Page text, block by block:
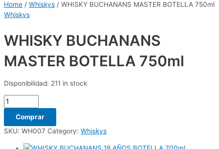
Home / Whiskys / WHISKY BUCHANANS MASTER BOTELLA 750ml
Whiskys
WHISKY BUCHANANS
MASTER BOTELLA 750ml
Disponibilidad: 211 in stock
Comprar
SKU: WH007 Category: Whiskys